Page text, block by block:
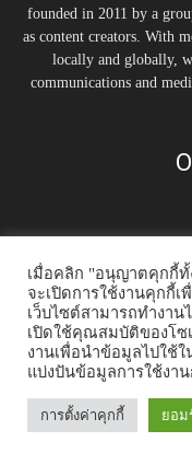
founded in 2011 by a
as content creators. With
locally and globally,
communications and
Home Tonkit TV
Inspiration
©
เมื่อคลิก "อนุญาตคุกกี้
จะเปิดการใช้งานคุกกี้เ
เว็บไซต์สามารถทำงา
เปิดใช้คุณสมบัติของโซ
งานเพื่อนำข้อมูลไปใช้
แบ่งปันข้อมูลการใช้งา
การตั้งค่าคุกกี้ ยอม